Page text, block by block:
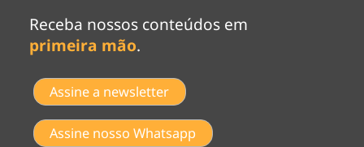
Receba nossos conteúdos em
primeira mão.
Assine a newsletter
Assine nosso Whatsapp